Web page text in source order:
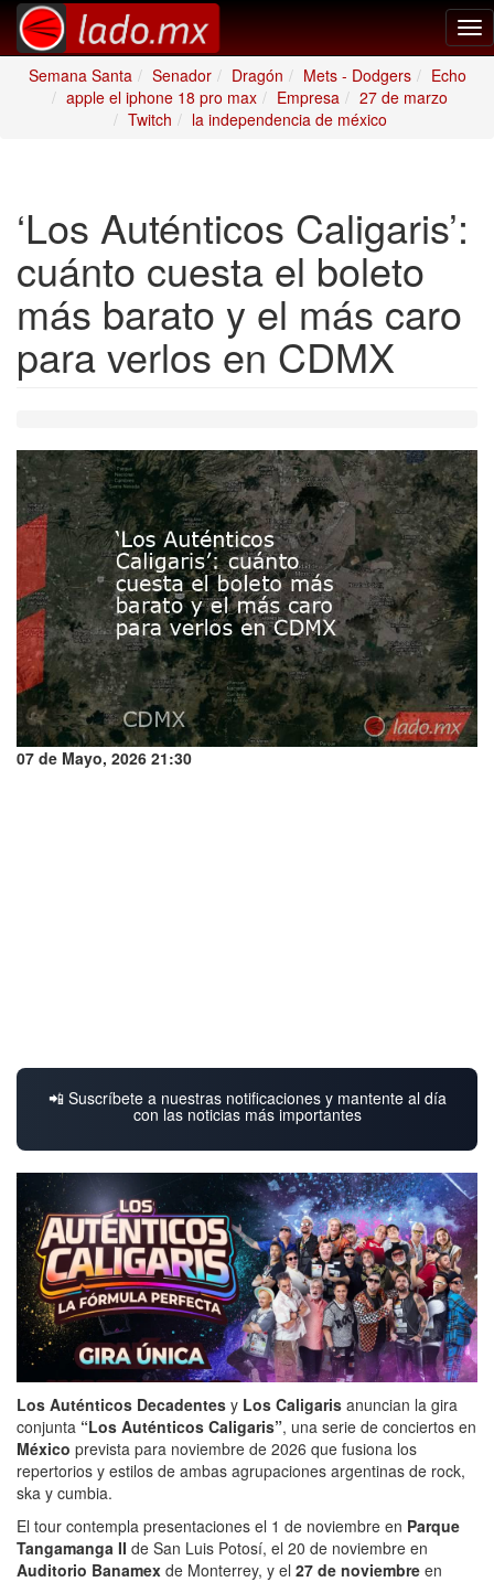
Semana Santa
Senador Dragón Mets - Dodgers
Echo
apple el iphone 18 pro max
Empresa
27 de marzo
Twitch
la independencia de méxico
‘Los Auténticos Caligaris’:
cuánto cuesta el boleto
más barato y el más caro
para verlos en CDMX
07 de Mayo, 2026 21:30
📲 Suscríbete a nuestras notificaciones y mantente al día
con las noticias más importantes
Los Auténticos Decadentes y Los Caligaris anuncian la gira
conjunta “Los Auténticos Caligaris”, una serie de conciertos en
México prevista para noviembre de 2026 que fusiona los
repertorios y estilos de ambas agrupaciones argentinas de rock,
ska y cumbia.
El tour contempla presentaciones el 1 de noviembre en Parque
Tangamanga II de San Luis Potosí, el 20 de noviembre en
Auditorio Banamex de Monterrey, y el 27 de noviembre en